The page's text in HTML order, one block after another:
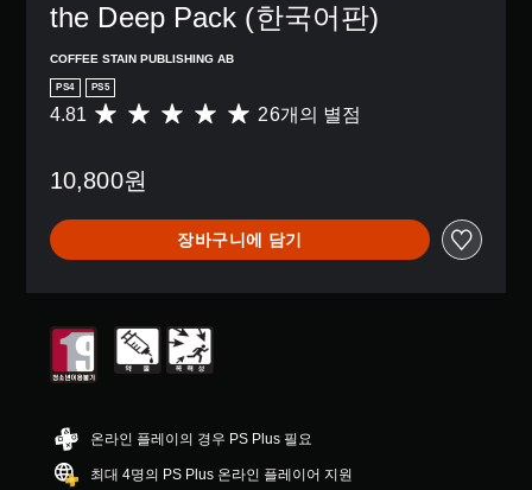
the Deep Pack (한국어판)
COFFEE STAIN PUBLISHING AB
PS4 PS5
총
별
으
로
부
개
별
중
4
8
4.81 26개의 별점
10,800원
장바구니에 담기
온라인 플레이의 경우 PS Plus 필요
최대 4명의 PS Plus 온라인 플레이어 지원